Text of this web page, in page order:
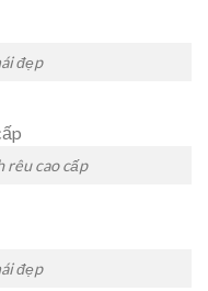
đẹp
rêu cao cấp
đẹp